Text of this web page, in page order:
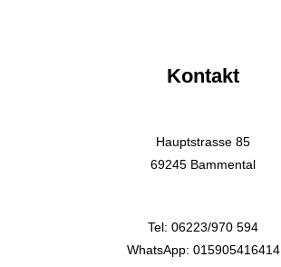
Kontakt
Hauptstrasse 85
69245 Bammental
Tel: 06223/970 594
WhatsApp: 015905416414